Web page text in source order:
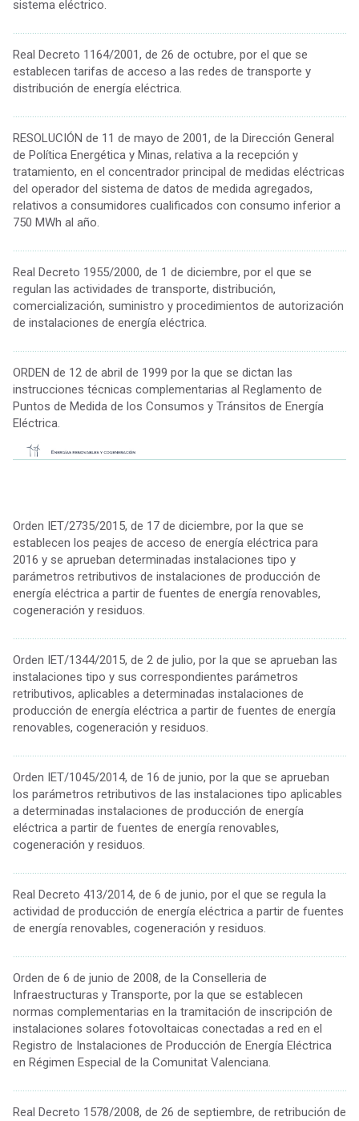
sistema eléctrico.
Real Decreto 1164/2001, de 26 de octubre, por el que se
establecen tarifas de acceso a las redes de transporte y
distribución de energía eléctrica.
RESOLUCIÓN de 11 de mayo de 2001, de la Dirección General
de Política Energética y Minas, relativa a la recepción y
tratamiento, en el concentrador principal de medidas eléctricas
del operador del sistema de datos de medida agregados,
relativos a consumidores cualificados con consumo inferior a
750 MWh al año.
Real Decreto 1955/2000, de 1 de diciembre, por el que se
regulan las actividades de transporte, distribución,
comercialización, suministro y procedimientos de autorización
de instalaciones de energía eléctrica.
ORDEN de 12 de abril de 1999 por la que se dictan las
instrucciones técnicas complementarias al Reglamento de
Puntos de Medida de los Consumos y Tránsitos de Energía
Eléctrica.
Orden IET/2735/2015, de 17 de diciembre, por la que se
establecen los peajes de acceso de energía eléctrica para
2016 y se aprueban determinadas instalaciones tipo y
parámetros retributivos de instalaciones de producción de
energía eléctrica a partir de fuentes de energía renovables,
cogeneración y residuos.
Orden IET/1344/2015, de 2 de julio, por la que se aprueban las
instalaciones tipo y sus correspondientes parámetros
retributivos, aplicables a determinadas instalaciones de
producción de energía eléctrica a partir de fuentes de energía
renovables, cogeneración y residuos.
Orden IET/1045/2014, de 16 de junio, por la que se aprueban
los parámetros retributivos de las instalaciones tipo aplicables
a determinadas instalaciones de producción de energía
eléctrica a partir de fuentes de energía renovables,
cogeneración y residuos.
Real Decreto 413/2014, de 6 de junio, por el que se regula la
actividad de producción de energía eléctrica a partir de fuentes
de energía renovables, cogeneración y residuos.
Orden de 6 de junio de 2008, de la Conselleria de
Infraestructuras y Transporte, por la que se establecen
normas complementarias en la tramitación de inscripción de
instalaciones solares fotovoltaicas conectadas a red en el
Registro de Instalaciones de Producción de Energía Eléctrica
en Régimen Especial de la Comunitat Valenciana.
Real Decreto 1578/2008, de 26 de septiembre, de retribución de